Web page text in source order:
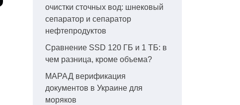
очистки сточных вод: шнековый
сепаратор и сепаратор
нефтепродуктов
Сравнение SSD 120 ГБ и 1 ТБ: в
чем разница, кроме объема?
МАРАД верификация
документов в Украине для
моряков